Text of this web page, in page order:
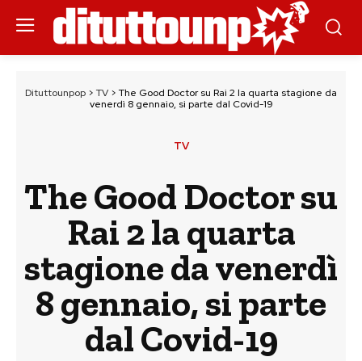
Dituttounpop > TV > The Good Doctor su Rai 2 la quarta stagione da
venerdì 8 gennaio, si parte dal Covid-19
TV
The Good Doctor su
Rai 2 la quarta
stagione da venerdì
8 gennaio, si parte
dal Covid-19